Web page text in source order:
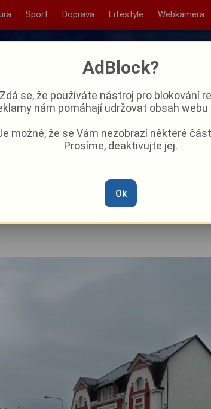
Sport Doprava Lifestyle Webkamera
baví!
AdBlock?
Zdá se, že používáte nástroj pro blokování
nám pomáhají udržovat obsah webu
možné, že se Vám nezobrazí některé
Prosíme, deaktivujte jej.
Ok